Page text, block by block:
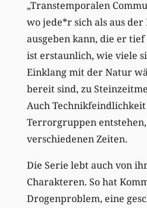
„Transtemporalen
wo jede*r sich als aus der
ausgeben kann, die er
ist erstaunlich, wie viele
Einklang mit der Natur
bereit sind, zu
Auch
Terrorgruppen
verschiedenen Zeiten.
Die Serie lebt auch von
Charakteren. So hat
Drogenproblem, eine